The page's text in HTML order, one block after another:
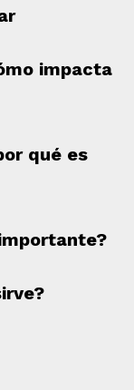
impacta
qué es